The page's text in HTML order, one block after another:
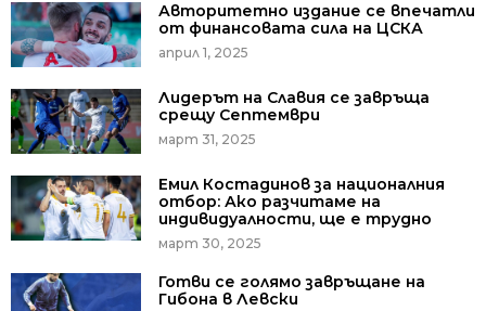
Авторитетно издание се впечатли
от финансовата сила на ЦСКА
април 1, 2025
Лидерът на Славия се завръща
срещу Септември
март 31, 2025
Емил Костадинов за националния
отбор: Ако разчитаме на
индивидуалности, ще е трудно
март 30, 2025
Готви се голямо завръщане на
Гибона в Левски